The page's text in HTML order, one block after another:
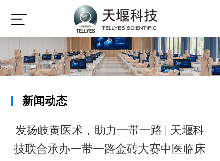
新闻动态
发扬岐黄医术，助力一带一路 | 天堰科
技联合承办一带一路金砖大赛中医临床